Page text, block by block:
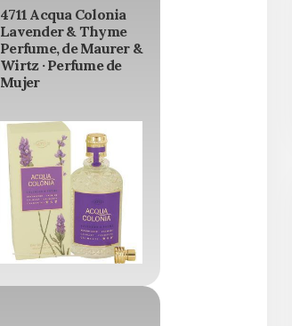
4711 Acqua Colonia
Lavender & Thyme
Perfume, de Maurer &
Wirtz · Perfume de
Mujer